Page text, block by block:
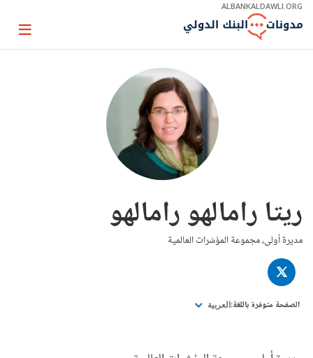
Skip
Main
ALBANKALDAWLI.ORG
Page
ريتا رامالهو رامالهو
مديرة أولى، مجموعة المؤشرات العالمية
TWITTER
الصفحة متوفرة باللغة: العربية